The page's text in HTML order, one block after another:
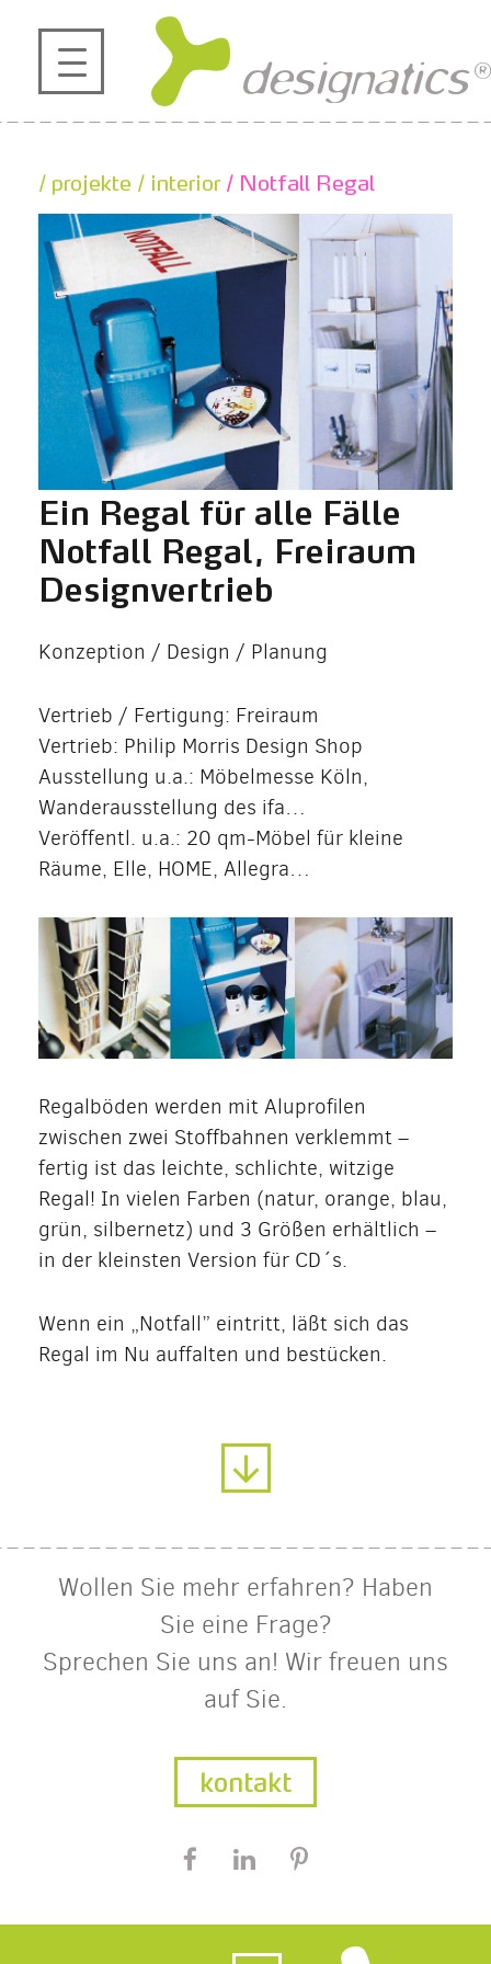
profil
projekte
kontakt
referenzen
de | en
/ projekte / interior/ Notfall Regal
Ein Regal für alle Fälle
Notfall Regal, Freiraum
Designvertrieb
Konzeption / Design / Planung
Vertrieb / Fertigung: Freiraum
Vertrieb: Philip Morris Design Shop
Ausstellung u.a.: Möbelmesse Köln,
Wanderausstellung des ifa…
Veröffentl. u.a.: 20 qm-Möbel für kleine
Räume, Elle, HOME, Allegra…
Regalböden werden mit Aluprofilen
zwischen zwei Stoffbahnen verklemmt –
fertig ist das leichte, schlichte, witzige
Regal! In vielen Farben (natur, orange, blau,
grün, silbernetz) und 3 Größen erhältlich –
in der kleinsten Version für CD´s.
Wenn ein „Notfall” eintritt, läßt sich das
Regal im Nu auffalten und bestücken.
Wollen Sie mehr erfahren? Haben
Sie eine Frage?
Sprechen Sie uns an! Wir freuen uns
auf Sie.
kontakt